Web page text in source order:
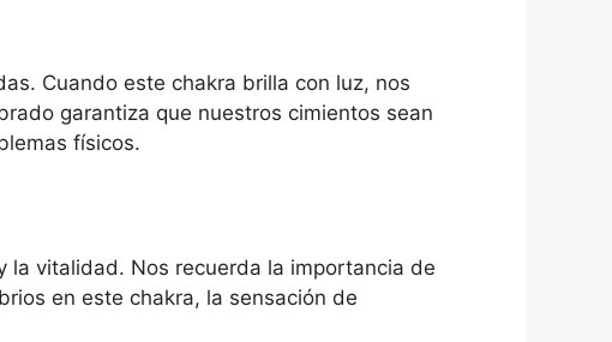
Cuando este chakra brilla con luz, nos
garantiza que nuestros cimientos sean
físicos.
la vitalidad. Nos recuerda la importancia de
en este chakra, la sensación de